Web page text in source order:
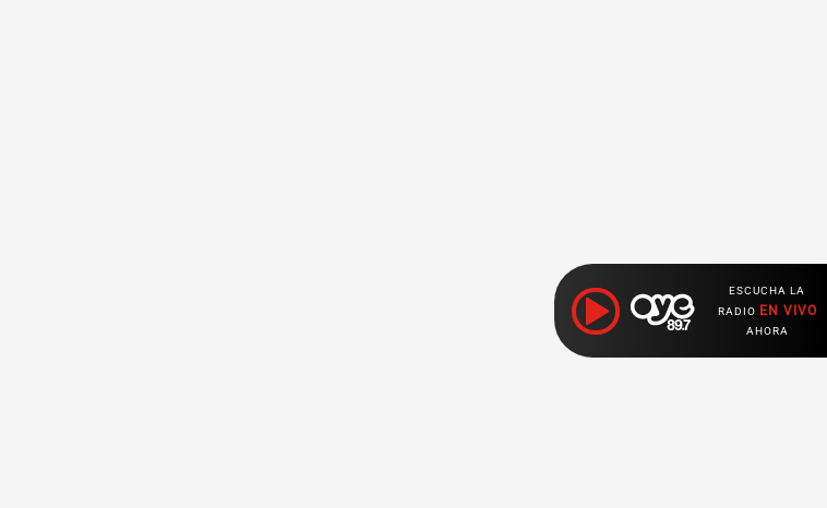
ESCUCHA LA
RADIO EN VIVO
AHORA